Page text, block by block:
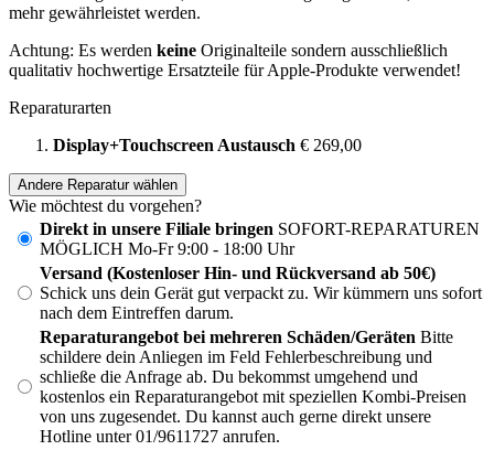
mehr gewährleistet werden.
Achtung: Es werden keine Originalteile sondern ausschließlich
qualitativ hochwertige Ersatzteile für Apple-Produkte verwendet!
Reparaturarten
Display+Touchscreen Austausch € 269,00
Andere Reparatur wählen
Wie möchtest du vorgehen?
Direkt in unsere Filiale bringen SOFORT-REPARATUREN
MÖGLICH Mo-Fr 9:00 - 18:00 Uhr
Versand (Kostenloser Hin- und Rückversand ab 50€)
Schick uns dein Gerät gut verpackt zu. Wir kümmern uns sofort
nach dem Eintreffen darum.
Reparaturangebot bei mehreren Schäden/Geräten Bitte
schildere dein Anliegen im Feld Fehlerbeschreibung und
schließe die Anfrage ab. Du bekommst umgehend und
kostenlos ein Reparaturangebot mit speziellen Kombi-Preisen
von uns zugesendet. Du kannst auch gerne direkt unsere
Hotline unter 01/9611727 anrufen.